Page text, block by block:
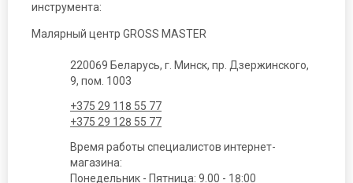
инструмента:
Малярный центр GROSS MASTER
220069 Беларусь, г. Минск, пр. Дзержинского,
9, пом. 1003
+375 29 118 55 77
+375 29 128 55 77
Время работы специалистов интернет-
магазина:
Понедельник - Пятница: 9.00 - 18:00